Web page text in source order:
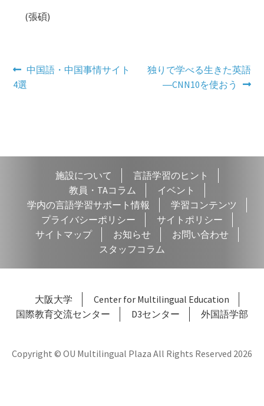
(張碩)
投
稿
ゲ
シ
前
の
中国語・中国事情サイト
4選
次
独りで学べる生きた英語
―CNN10を使おう
施設について
言語学習のヒント
教員・TAコラム
イベント
学内の言語学習サポート情報
学習コンテンツ
プライバシーポリシー
サイトポリシー
サイトマップ
お知らせ
お問い合わせ
スタッフコラム
大阪大学
Center for Multilingual Education
国際教育交流センター
D3センター 外国語学部
Copyright © OU Multilingual Plaza All Rights Reserved 2026